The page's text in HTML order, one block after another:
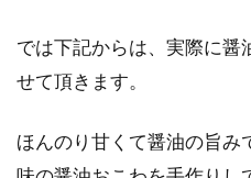
オーガ
安全に関心
では下記からは、実際に醤
せて頂きます。
ほんのり甘くて醤油の旨み